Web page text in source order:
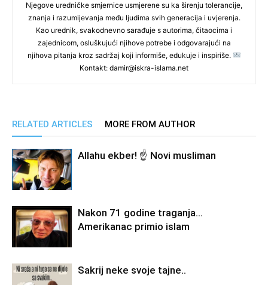
Njegove uredničke smjernice usmjerene su ka širenju tolerancije,
znanja i razumijevanja među ljudima svih generacija i uvjerenja.
Kao urednik, svakodnevno sarađuje s autorima, čitaocima i
zajednicom, osluškujući njihove potrebe i odgovarajući na
njihova pitanja kroz sadržaj koji informiše, edukuje i inspiriše.
Kontakt: damir@iskra-islama.net
RELATED ARTICLES MORE FROM AUTHOR
Allahu ekber! ☝️ Novi musliman
Nakon 71 godine traganja…
Amerikanac primio islam
Sakrij neke svoje tajne..